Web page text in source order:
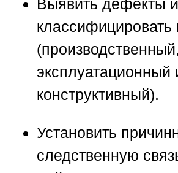
Выявить дефекты и
классифицировать
(производственный,
эксплуатационный
конструктивный).
Установить
следственную